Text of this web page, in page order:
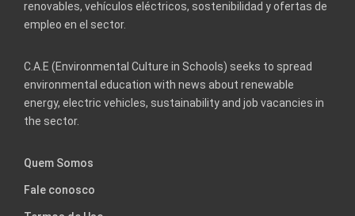
renovables, vehículos eléctricos, sostenibilidad y ofertas de
empleo en el sector.
C.A.E (Environmental Culture in Schools) seeks to spread
environmental education with news about renewable
energy, electric vehicles, sustainability and job vacancies in
the sector.
Quem Somos
Fale conosco